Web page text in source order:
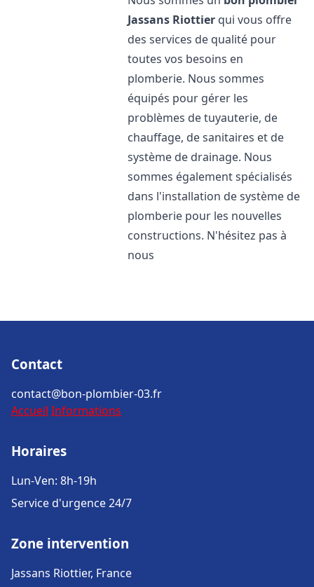
Jassans Riottier qui vous offre
des services de qualité pour
toutes vos besoins en
plomberie. Nous sommes
équipés pour gérer les
problèmes de tuyauterie, de
chauffage, de sanitaires et de
système de drainage. Nous
sommes également spécialisés
dans l'installation de système de
plomberie pour les nouvelles
constructions. N'hésitez pas à
nous
Contact
contact@bon-plombier-03.fr
Accueil Informations
Horaires
Lun-Ven: 8h-19h
Service d'urgence 24/7
Zone intervention
Jassans Riottier, France